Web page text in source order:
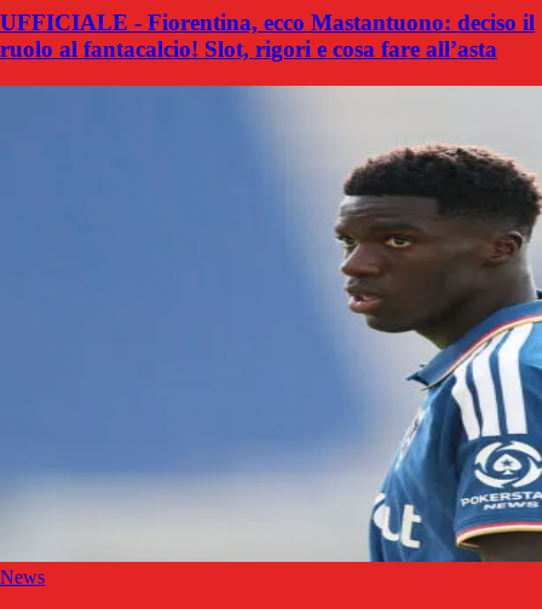
UFFICIALE - Fiorentina, ecco Mastantuono: deciso il
ruolo al fantacalcio! Slot, rigori e cosa fare all’asta
News